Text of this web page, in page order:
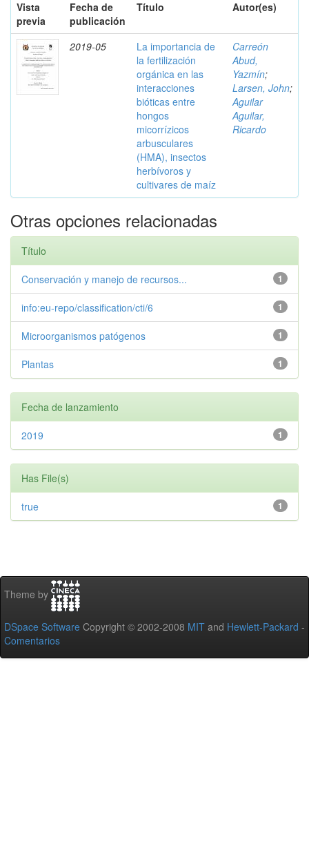
Vista
previa
Fecha de
publicación
Título Autor(es)
2019-05
La importancia de
la fertilización
orgánica en las
interacciones
bióticas entre
hongos
micorrízicos
arbusculares
(HMA), insectos
herbívoros y
cultivares de maíz
Carreón
Abud,
Yazmín;
Larsen, John;
Aguilar
Aguilar,
Ricardo
Otras opciones relacionadas
Título
1
Conservación y manejo de recursos...
1
info:eu-repo/classification/cti/6
1
Microorganismos patógenos
1
Plantas
Fecha de lanzamiento
1
2019
Has File(s)
1
true
Theme by
DSpace Software Copyright © 2002-2008 MIT and Hewlett-Packard -
Comentarios